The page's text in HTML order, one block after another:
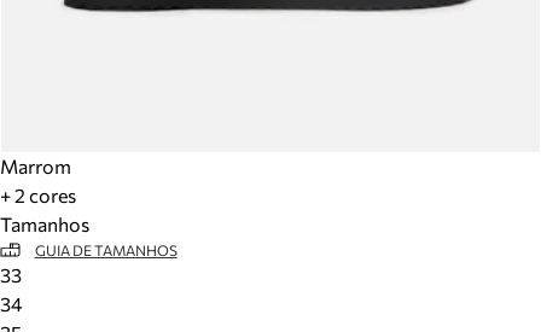
Marrom
+ 2 cores
Tamanhos
GUIA DE TAMANHOS
33
34